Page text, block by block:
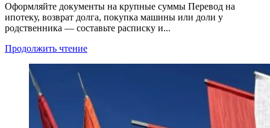
Оформляйте документы на крупные суммы Перевод на
ипотеку, возврат долга, покупка машины или доли у
родственника — составьте расписку и...
Продолжить чтение